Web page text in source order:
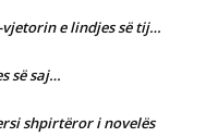
vjetorin e lindjes së tij…
së saj…
shpirtëror i novelës